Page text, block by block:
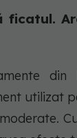
ficatul.
utilizat